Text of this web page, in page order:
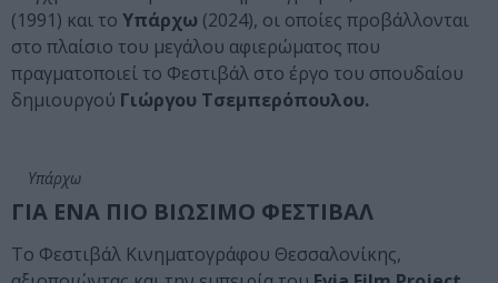
(1991) και το Υπάρχω (2024), οι οποίες προβάλλονται
στο πλαίσιο του μεγάλου αφιερώματος που
πραγματοποιεί το Φεστιβάλ στο έργο του σπουδαίου
δημιουργού Γιώργου Τσεμπερόπουλου.
Υπάρχω
ΓΙΑ ΕΝΑ ΠΙΟ ΒΙΩΣΙΜΟ ΦΕΣΤΙΒΑΛ
Το Φεστιβάλ Κινηματογράφου Θεσσαλονίκης,